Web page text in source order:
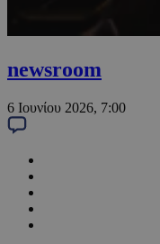
newsroom
6 Ιουνίου 2026, 7:00